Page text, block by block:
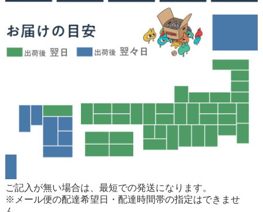
ご記入が無い場合は、最短での発送になります。
※メール便の配達希望日・配達時間帯の指定はできませ